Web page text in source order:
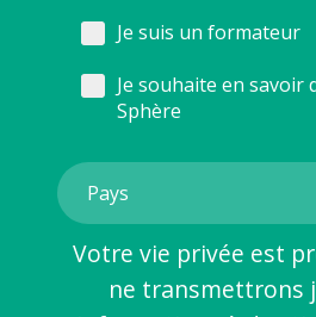
Je suis un formateur
Je souhaite en savoir
Sphère
Votre vie privée est
ne transmettrons